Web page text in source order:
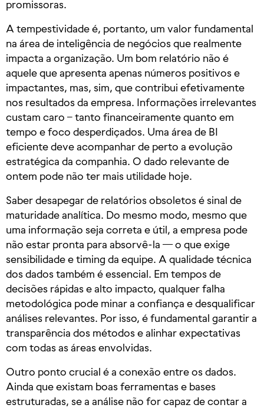
promissoras.
A tempestividade é, portanto, um valor fundamental
na área de inteligência de negócios que realmente
impacta a organização. Um bom relatório não é
aquele que apresenta apenas números positivos e
impactantes, mas, sim, que contribui efetivamente
nos resultados da empresa. Informações irrelevantes
custam caro – tanto financeiramente quanto em
tempo e foco desperdiçados. Uma área de BI
eficiente deve acompanhar de perto a evolução
estratégica da companhia. O dado relevante de
ontem pode não ter mais utilidade hoje.
Saber desapegar de relatórios obsoletos é sinal de
maturidade analítica. Do mesmo modo, mesmo que
uma informação seja correta e útil, a empresa pode
não estar pronta para absorvê-la — o que exige
sensibilidade e timing da equipe. A qualidade técnica
dos dados também é essencial. Em tempos de
decisões rápidas e alto impacto, qualquer falha
metodológica pode minar a confiança e desqualificar
análises relevantes. Por isso, é fundamental garantir a
transparência dos métodos e alinhar expectativas
com todas as áreas envolvidas.
Outro ponto crucial é a conexão entre os dados.
Ainda que existam boas ferramentas e bases
estruturadas, se a análise não for capaz de contar a